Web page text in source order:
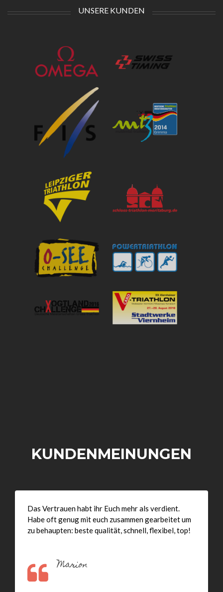
UNSERE KUNDEN
KUNDENMEINUNGEN
Das Vertrauen habt ihr Euch mehr als verdient.
Habe oft genug mit euch zusammen gearbeitet um
zu behaupten: beste qualität, schnell, flexibel, top!
Marion